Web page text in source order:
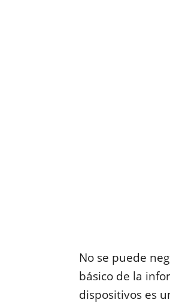
No se puede
básico de la
dispositivos es